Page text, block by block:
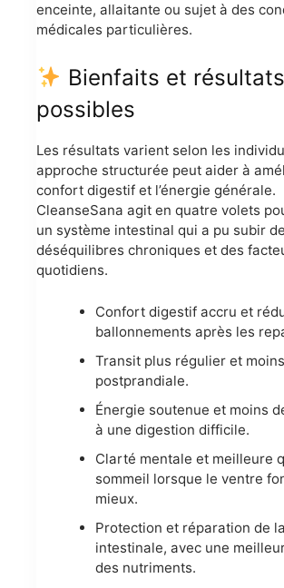
enceinte, allaitante ou sujet à des
médicales particulières.
Bienfaits et résultats
possibles
Les résultats varient selon les
approche structurée peut aider à
confort digestif et l’énergie générale.
CleanseSana agit en quatre volets
un système intestinal qui a pu subir
déséquilibres chroniques et des
quotidiens.
Confort digestif accru et
ballonnements après les
Transit plus régulier et
postprandiale.
Énergie soutenue et moins
à une digestion difficile.
Clarté mentale et meilleure
sommeil lorsque le ventre
mieux.
Protection et réparation de
intestinale, avec une
des nutriments.